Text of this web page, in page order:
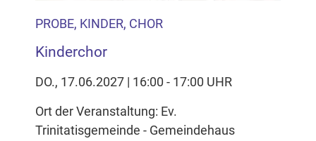
PROBE, KINDER, CHOR
Kinderchor
DO., 17.06.2027 | 16:00 - 17:00 UHR
Ort der Veranstaltung: Ev.
Trinitatisgemeinde - Gemeindehaus